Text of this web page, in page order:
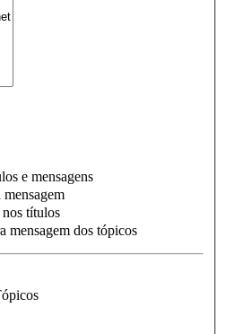
e mensagens
mensagem
nos títulos
mensagem dos tópicos